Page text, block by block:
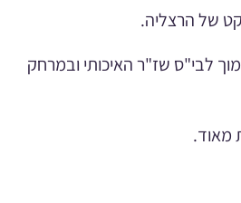
של הרצליה.
לבי"ס שז"ר האיכותי ובמרחק